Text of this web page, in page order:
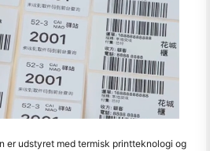
er udstyret med termisk printteknologi og